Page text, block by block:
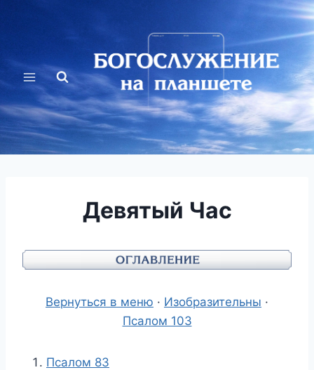
Девятый Час
Вернуться в меню · Изобразительны ·
Псалом 103
Псалом 83